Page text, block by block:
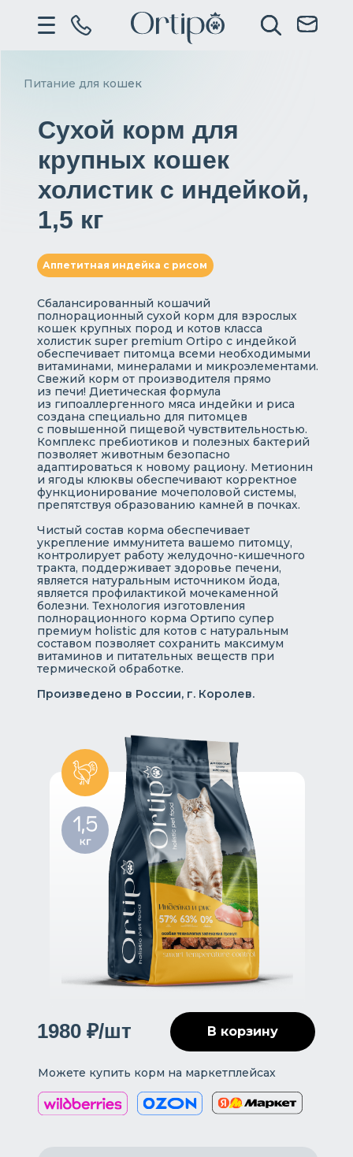
Питание для кошек
Сухой корм для
крупных кошек
холистик с индейкой,
1,5 кг
Сбалансированный кошачий
полнорационный сухой корм для взрослых
кошек крупных пород и котов класса
холистик super premium Ortipo с индейкой
обеспечивает питомца всеми необходимыми
витаминами, минералами и микроэлементами.
Свежий корм от производителя прямо
из печи! Диетическая формула
из гипоаллергенного мяса индейки и риса
создана специально для питомцев
с повышенной пищевой чувствительностью.
Комплекс пребиотиков и полезных бактерий
позволяет животным безопасно
адаптироваться к новому рациону. Метионин
и ягоды клюквы обеспечивают корректное
функционирование мочеполовой системы,
препятствуя образованию камней в почках.
Чистый состав корма обеспечивает
укрепление иммунитета вашемо питомцу,
контролирует работу желудочно-кишечного
тракта, поддерживает здоровье печени,
является натуральным источником йода,
является профилактикой мочекаменной
болезни. Технология изготовления
полнорационного корма Ортипо супер
премиум holistic для котов с натуральным
составом позволяет сохранить максимум
витаминов и питательных веществ при
термической обработке.
Произведено в России, г. Королев.
Аппетитная индейка с рисом
1980 ₽/шт
Можете купить корм на маркетплейсах
В корзину